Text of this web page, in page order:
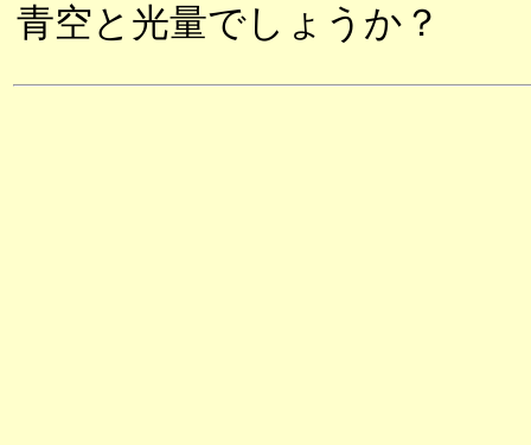
青空と光量でしょうか？